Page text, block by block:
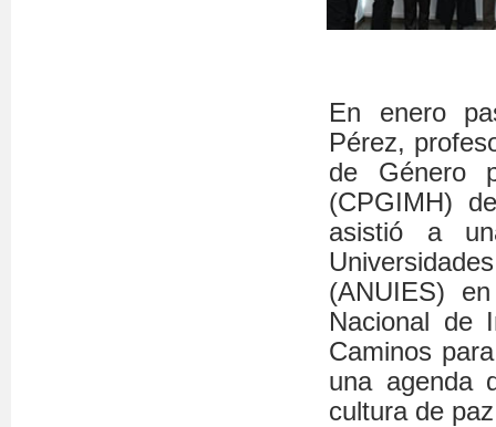
En enero
Pérez,
de Género
(CPGIMH)
asistió a
(ANUIES)
Nacional de
Caminos
una agenda
cultura de